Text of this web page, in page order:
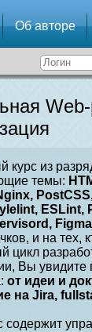
Об авторе
курс из
темы:
ESLint,
и на тех,
цикл
Вы увидите
от идеи и
на Jira,
содержит